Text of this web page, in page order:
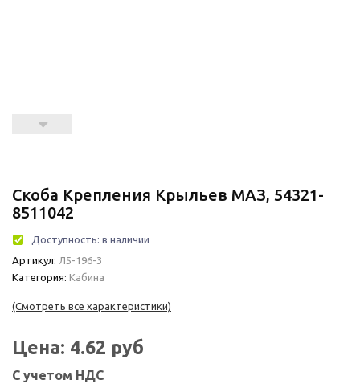
Скоба Крепления Крыльев МАЗ, 54321-
8511042
Доступность: в наличии
Артикул: Л5-196-3
Категория: Кабина
(Смотреть все характеристики)
Цена: 4.62 руб
С учетом НДС